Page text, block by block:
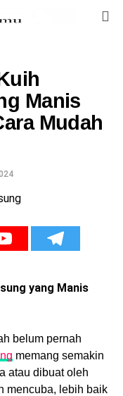
Manis
Mudah
yang Manis
belum pernah
memang semakin
atau dibuat oleh
mencuba, lebih baik